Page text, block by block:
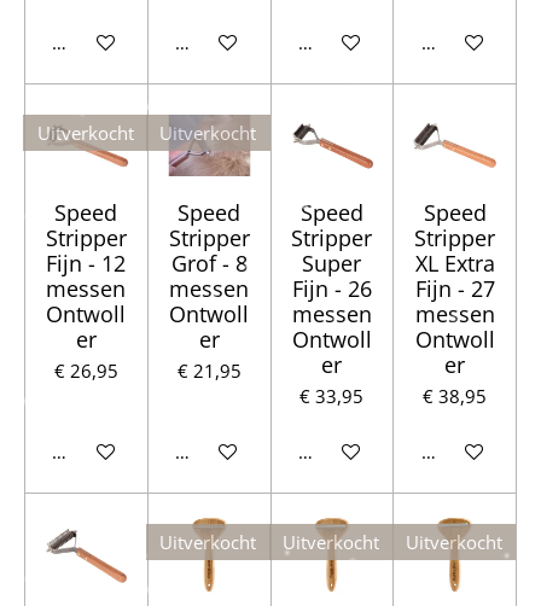
Houd mij op de hoogteIn winkelwagenIn winkelwagenIn
Uitverkocht
Speed
Stripper
Fijn - 12
messen
Ontwoll
er
€ 26,95
Houd mij op de hoogte
Uitverkocht
Speed
Stripper
Grof - 8
messen
Ontwoll
er
€ 21,95
Houd mij op de hoogte
Speed
Stripper
Super
Fijn - 26
messen
Ontwoll
er
€ 33,95
In winkelwagen
Speed
Stripper
XL Extra
Fijn - 27
messen
Ontwoll
er
€ 38,95
In
Uitverkocht Uitverkocht Uitverkocht